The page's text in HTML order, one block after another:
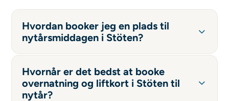
Hvordan booker jeg en plads til
nytårsmiddagen i Stöten?
Hvornår er det bedst at booke
overnatning og liftkort i Stöten til
nytår?